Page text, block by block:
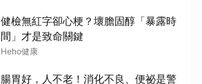
健檢無紅字卻心梗？壞膽固醇「暴露時
間」才是致命關鍵
Heho健康
腸胃好，人不老！消化不良、便祕是警